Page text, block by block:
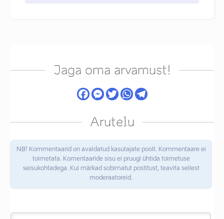
Jaga oma arvamust!
Arutelu
NB! Kommentaarid on avaldatud kasutajate poolt. Kommentaare ei
toimetata. Komentaaride sisu ei pruugi ühtida toimetuse
seisukohtadega. Kui märkad sobimatut postitust, teavita sellest
moderaatoreid.